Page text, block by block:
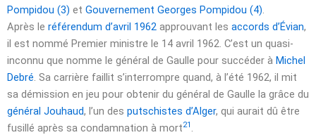
Pompidou (3) et Gouvernement Georges Pompidou (4)
Après le référendum d’avril 1962 approuvant les accords d’Évian,
il est nommé Premier ministre le 14 avril 1962 . C’est un quasi-
inconnu que nomme le général de Gaulle pour succéder à Michel
Debré . Sa carrière faillit s’interrompre quand, à l’été 1962, il mit
sa démission en jeu pour obtenir du général de Gaulle la grâce du
général Jouhaud, l’un des putschistes d’Alger, qui aurait dû être
fusillé après sa condamnation à mort21